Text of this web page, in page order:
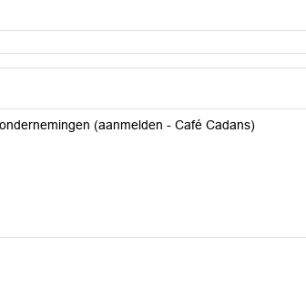
15h00 Open gesprek met Arnhemse sociale ondernemingen (aanmelden - Café Cadans)